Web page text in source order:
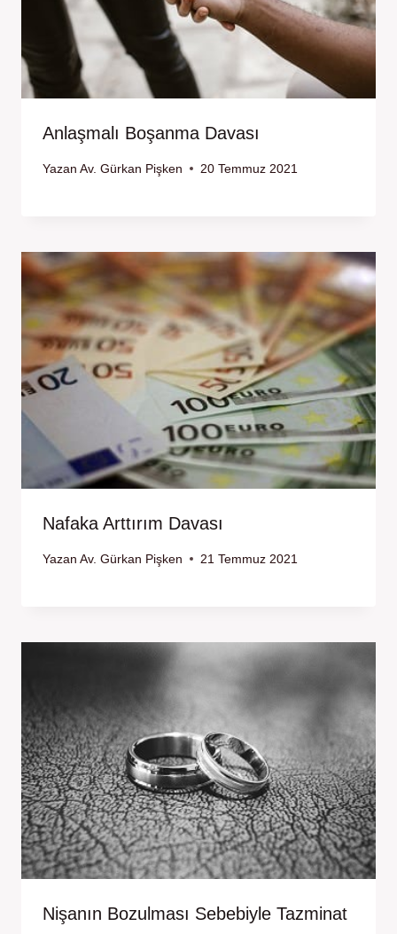
Anlaşmalı Boşanma Davası
Yazan Av. Gürkan Pişken 20 Temmuz 2021
Nafaka Arttırım Davası
Yazan Av. Gürkan Pişken 21 Temmuz 2021
Nişanın Bozulması Sebebiyle Tazminat